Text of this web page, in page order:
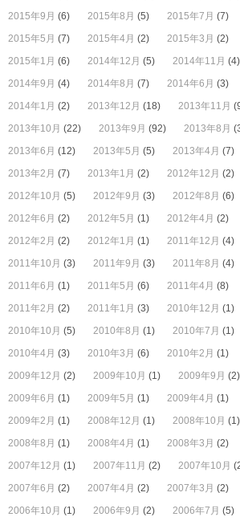
2015年9月 (6) 2015年8月 (5) 2015年7月 (7)
2015年5月 (7) 2015年4月 (2) 2015年3月 (2)
2015年1月 (6) 2014年12月 (5) 2014年11月 (4)
2014年9月 (4) 2014年8月 (7) 2014年6月 (3)
2014年1月 (2) 2013年12月 (18) 2013年11月
2013年10月 (22) 2013年9月 (92) 2013年8月
2013年6月 (12) 2013年5月 (5) 2013年4月 (7)
2013年2月 (7) 2013年1月 (2) 2012年12月 (2)
2012年10月 (5) 2012年9月 (3) 2012年8月 (6)
2012年6月 (2) 2012年5月 (1) 2012年4月 (2)
2012年2月 (2) 2012年1月 (1) 2011年12月 (4)
2011年10月 (3) 2011年9月 (3) 2011年8月 (4)
2011年6月 (1) 2011年5月 (6) 2011年4月 (8)
2011年2月 (2) 2011年1月 (3) 2010年12月 (1)
2010年10月 (5) 2010年8月 (1) 2010年7月 (1)
2010年4月 (3) 2010年3月 (6) 2010年2月 (1)
2009年12月 (2) 2009年10月 (1) 2009年9月 (2)
2009年6月 (1) 2009年5月 (1) 2009年4月 (1)
2009年2月 (1) 2008年12月 (1) 2008年10月 (1)
2008年8月 (1) 2008年4月 (1) 2008年3月 (2)
2007年12月 (1) 2007年11月 (2) 2007年10月
2007年6月 (2) 2007年4月 (2) 2007年3月 (2)
2006年10月 (1) 2006年9月 (2) 2006年7月 (5)